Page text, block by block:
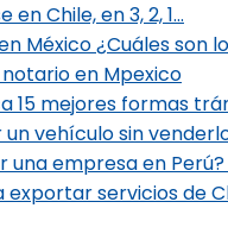
Chile, en 3, 2, 1...
México ¿Cuáles son
en Mpexico
15 mejores formas
vehículo sin
una empresa en Perú?
exportar servicios de